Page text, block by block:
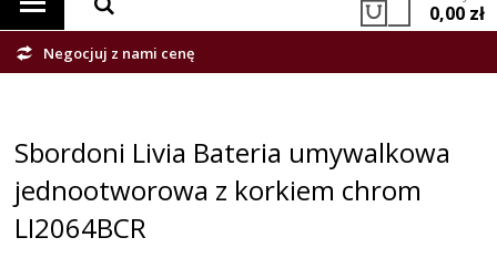
0,00 zł
Negocjuj z nami cenę
Sbordoni Livia Bateria umywalkowa
jednootworowa z korkiem chrom
LI2064BCR